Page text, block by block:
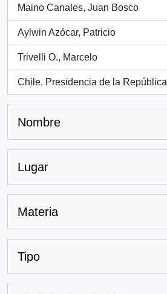
Maino Canales, Juan Bosco
, 444 resultados
Aylwin Azócar, Patricio
, 397 resultados
Trivelli O., Marcelo
, 373 resultados
Chile. Presidencia de la República
, 370 resultados
Nombre
Lugar
Materia
Tipo